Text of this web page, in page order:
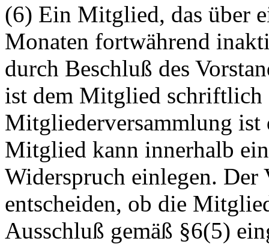
(6) Ein Mitglied, das über
Monaten fortwährend
durch Beschluß des
ist dem Mitglied schriftlich
Mitgliederversammlung ist
Mitglied kann innerhalb
Widerspruch einlegen. Der
entscheiden, ob die
Ausschluß gemäß §6(5)